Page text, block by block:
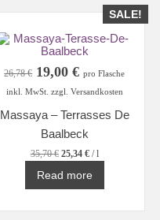
SALE!
26,78€ Original
price
26,78 €.
19,00€Current
price
19,00 €.
pro Flasche
inkl. MwSt. zzgl. Versandkosten
Massaya – Terrasses De
Baalbeck
35,70€ 25,34 €/l
Read more